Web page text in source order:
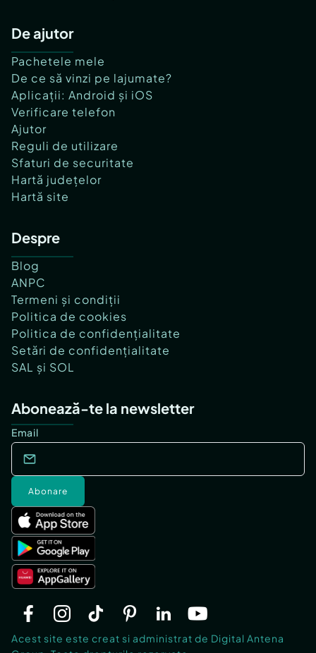
De ajutor
Pachetele mele
De ce să vinzi pe lajumate?
Aplicații: Android și iOS
Verificare telefon
Ajutor
Reguli de utilizare
Sfaturi de securitate
Hartă județelor
Hartă site
Despre
Blog
ANPC
Termeni și condiții
Politica de cookies
Politica de confidențialitate
Setări de confidențialitate
SAL și SOL
Abonează-te la newsletter
Email
Abonare
Acest site este creat si administrat de Digital Antena